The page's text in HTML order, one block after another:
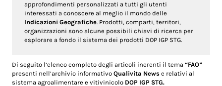
approfondimenti personalizzati a tutti gli utenti
interessati a conoscere al meglio il mondo delle
Indicazioni Geografiche. Prodotti, comparti, territori,
organizzazioni sono alcune possibili chiavi di ricerca per
esplorare a fondo il sistema dei prodotti DOP IGP STG.
Di seguito l’elenco completo degli articoli inerenti il tema“FAO”
presenti nell’archivio informativoQualivita News e relativi al
sistema agroalimentare e vitivinicolo DOP IGP STG.